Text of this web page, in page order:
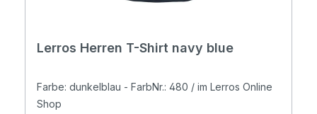
Lerros Herren T-Shirt navy blue
Farbe: dunkelblau - FarbNr.: 480 / im Lerros Online
Shop